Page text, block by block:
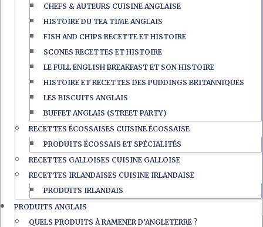
CHEFS & AUTEURS CUISINE ANGLAISE
HISTOIRE DU TEA TIME ANGLAIS
FISH AND CHIPS RECETTE ET HISTOIRE
SCONES RECETTES ET HISTOIRE
LE FULL ENGLISH BREAKFAST ET SON HISTOIRE
HISTOIRE ET RECETTES DES PUDDINGS BRITANNIQUES
LES BISCUITS ANGLAIS
BUFFET ANGLAIS (STREET PARTY)
RECETTES ÉCOSSAISES CUISINE ÉCOSSAISE
PRODUITS ÉCOSSAIS ET SPÉCIALITÉS
RECETTES GALLOISES CUISINE GALLOISE
RECETTES IRLANDAISES CUISINE IRLANDAISE
PRODUITS IRLANDAIS
PRODUITS ANGLAIS
QUELS PRODUITS À RAMENER D’ANGLETERRE ?